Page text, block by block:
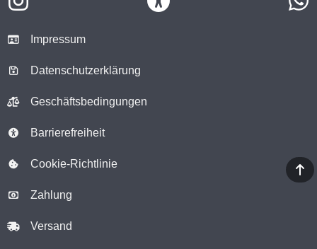
Impressum
Datenschutzerklärung
Geschäftsbedingungen
Barrierefreiheit
Cookie-Richtlinie
Zahlung
Versand